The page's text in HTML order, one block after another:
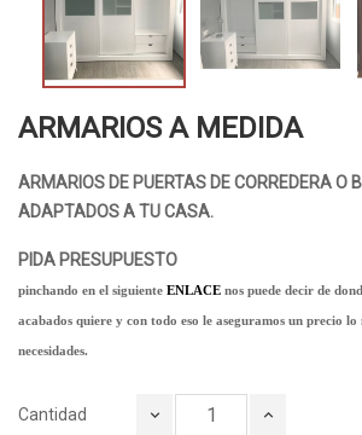
ARMARIOS A MEDIDA
ARMARIOS DE PUERTAS DE CORREDERA O
ADAPTADOS A TU CASA.
PIDA PRESUPUESTO
pinchando en el siguiente ENLACE nos puede decir de
acabados quiere y con todo eso le aseguramos un precio lo
necesidades.
Cantidad